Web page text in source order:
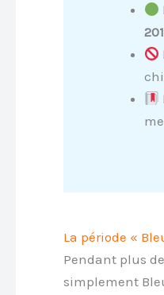
La période «
Pendant plus
simplement